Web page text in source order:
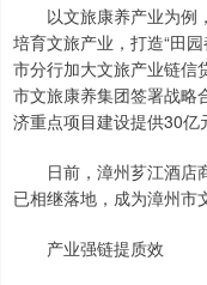
以文旅康养产业为例
培育文旅产业，打造“田
市分行加大文旅产业链信
市文旅康养集团签署战略
济重点项目建设提供30亿
日前，漳州芗江酒店
已相继落地，成为漳州市
产业强链提质效